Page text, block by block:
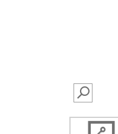
SEARCH